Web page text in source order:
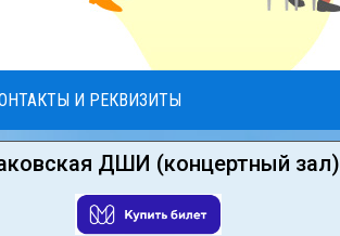
И РЕКВИЗИТЫ
ДШИ (концертный зал)